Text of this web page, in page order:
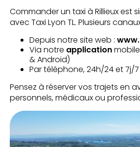
Commander un taxi à Rillieux est
avec Taxi Lyon TL. Plusieurs
Depuis notre site web :
Via notre applicationmobile
& Android)
Par téléphone, 24h/24 et 7j/
Pensez à réserver vos trajets en
personnels, médicaux ou